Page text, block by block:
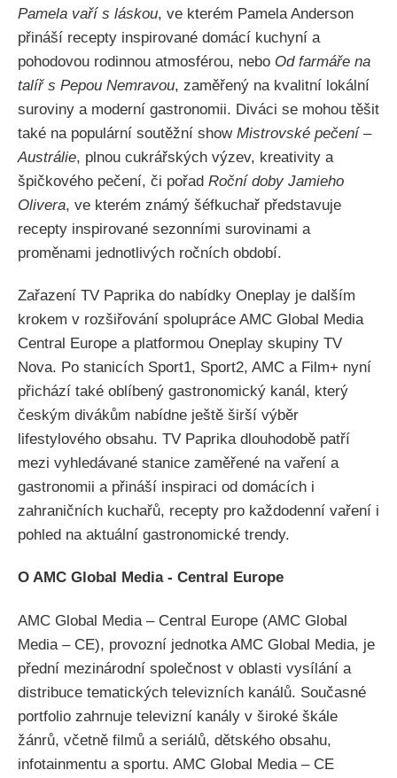
Pamela vaří s láskou, ve kterém Pamela Anderson
přináší recepty inspirované domácí kuchyní a
pohodovou rodinnou atmosférou, nebo Od farmáře na
talíř s Pepou Nemravou, zaměřený na kvalitní lokální
suroviny a moderní gastronomii. Diváci se mohou těšit
také na populární soutěžní show Mistrovské pečení –
Austrálie, plnou cukrářských výzev, kreativity a
špičkového pečení, či pořad Roční doby Jamieho
Olivera, ve kterém známý šéfkuchař představuje
recepty inspirované sezonními surovinami a
proměnami jednotlivých ročních období.
Zařazení TV Paprika do nabídky Oneplay je dalším
krokem v rozšiřování spolupráce AMC Global Media
Central Europe a platformou Oneplay skupiny TV
Nova. Po stanicích Sport1, Sport2, AMC a Film+ nyní
přichází také oblíbený gastronomický kanál, který
českým divákům nabídne ještě širší výběr
lifestylového obsahu. TV Paprika dlouhodobě patří
mezi vyhledávané stanice zaměřené na vaření a
gastronomii a přináší inspiraci od domácích i
zahraničních kuchařů, recepty pro každodenní vaření i
pohled na aktuální gastronomické trendy.
O AMC Global Media - Central Europe
AMC Global Media – Central Europe (AMC Global
Media – CE), provozní jednotka AMC Global Media, je
přední mezinárodní společnost v oblasti vysílání a
distribuce tematických televizních kanálů. Současné
portfolio zahrnuje televizní kanály v široké škále
žánrů, včetně filmů a seriálů, dětského obsahu,
infotainmentu a sportu. AMC Global Media – CE